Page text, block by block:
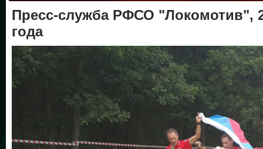
Пресс-служба РФСО "Локомотив",
года